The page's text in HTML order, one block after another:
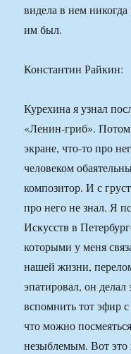
видела в нем
им был.
Константин Райкин:
Курехина я узнал
«Ленин-гриб». Потом
экране, что-то про
человеком
композитор. И с
про него не знал. Я
Искусств в
которыми у меня
нашей жизни,
эпатировал, он
вспомнить тот эфир
что можно
незыблемым. Вот это